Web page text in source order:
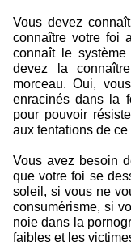
Vous devez
connaître votre foi
connaît le système
devez la
morceau. Oui,
enracinés dans la
pour pouvoir
aux tentations de ce
Vous avez besoin
que votre foi se
soleil, si vous ne
consumérisme, si
noie dans la
faibles et les